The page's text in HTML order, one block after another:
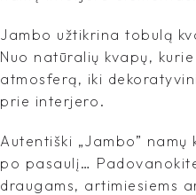
Jambo užtikrina tobulą
Nuo natūralių kvapų,
atmosferą, iki
prie interjero.
Autentiški „Jambo” namų
po pasaulį…
draugams, artimiesiems